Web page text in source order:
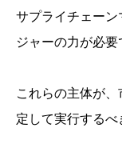
サプライチェー
ジャーの力が必要
これらの主体が
定して実行するべ